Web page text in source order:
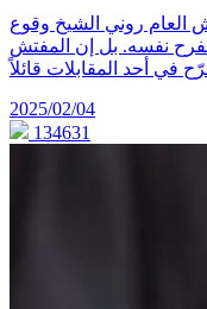
العام روني الشيخ وقوع
لفرح نفسه. بل إن المفتش
2025/02/04
134631